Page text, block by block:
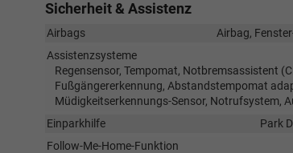
Sicherheit & Assistenz
Airbags
Airbag,
Assistenzsysteme
Regensensor, Tempomat, Notbremsassistent
Fußgängererkennung, Abstandstempomat
Müdigkeitserkennungs-Sensor, Notrufsystem,
Einparkhilfe
Park
Follow-Me-Home-Funktion